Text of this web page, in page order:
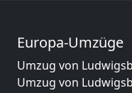
Europa-Umzüge
Umzug von
Umzug von